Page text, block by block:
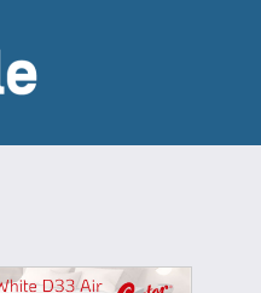
DESIGN & DECORAÇÃO